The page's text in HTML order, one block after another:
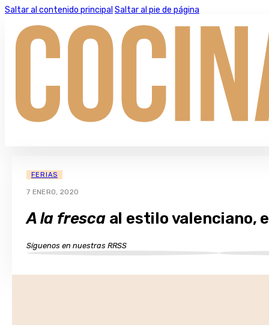
Saltar al contenido principal Saltar al pie de página
FERIAS
7 ENERO, 2020
A la frescaal estilo valenciano,
Síguenos en nuestras RRSS